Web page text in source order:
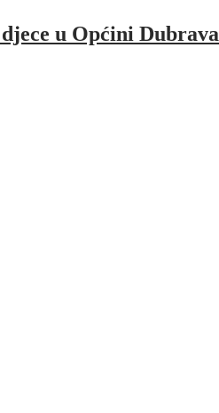
u Općini Dubrava